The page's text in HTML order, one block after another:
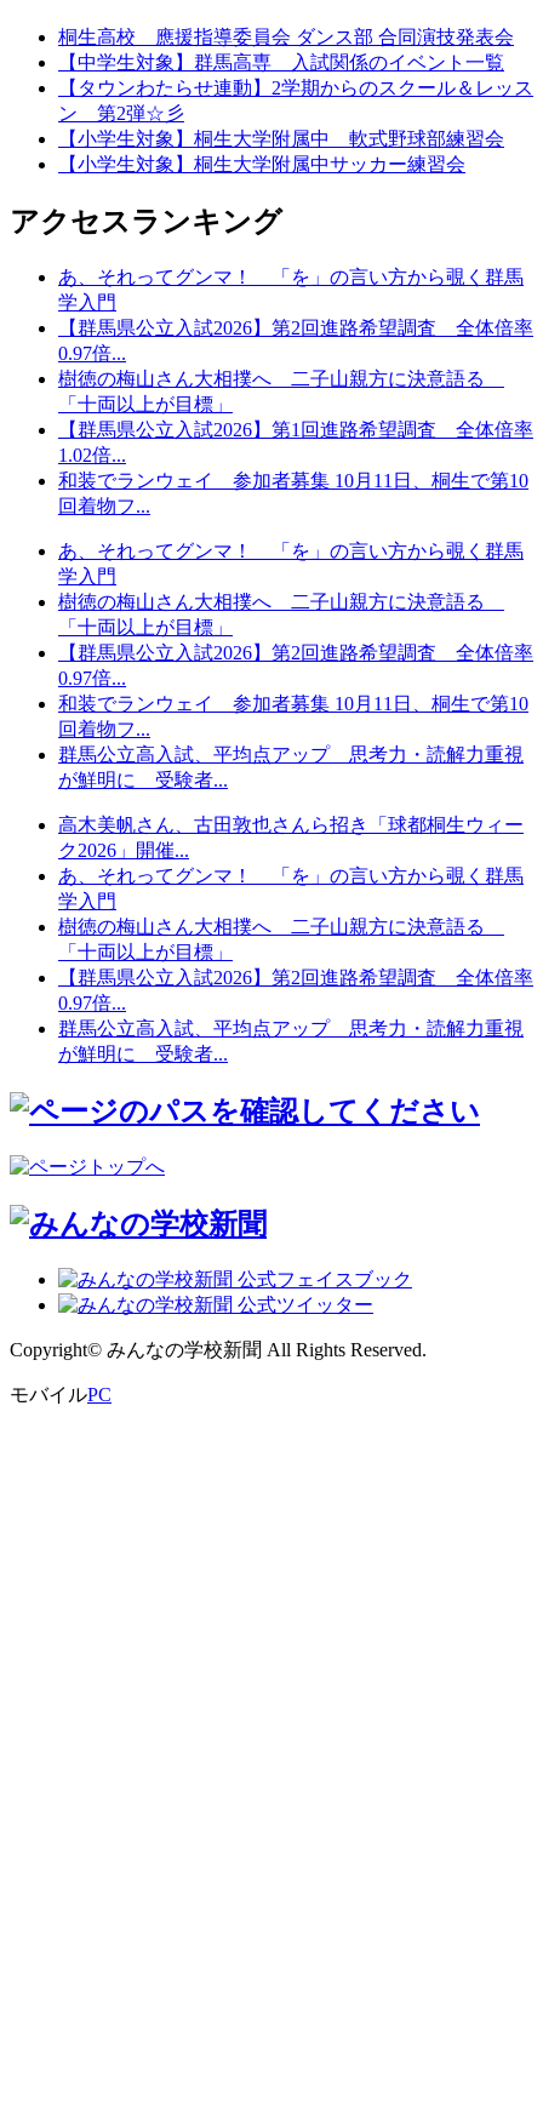
桐生高校 應援指導委員会 ダンス部 合同演技発表会
【中学生対象】群馬高専 入試関係のイベント一覧
【タウンわたらせ連動】2学期からのスクール＆レッス
ン 第2弾☆彡
【小学生対象】桐生大学附属中 軟式野球部練習会
【小学生対象】桐生大学附属中サッカー練習会
アクセスランキング
あ、それってグンマ！ 「を」の言い方から覗く群馬
学入門
【群馬県公立入試2026】第2回進路希望調査 全体倍率
0.97倍...
樹徳の梅山さん大相撲へ 二子山親方に決意語る
「十両以上が目標」
【群馬県公立入試2026】第1回進路希望調査 全体倍率
1.02倍...
和装でランウェイ 参加者募集 10月11日、桐生で第10
回着物フ...
あ、それってグンマ！ 「を」の言い方から覗く群馬
学入門
樹徳の梅山さん大相撲へ 二子山親方に決意語る
「十両以上が目標」
【群馬県公立入試2026】第2回進路希望調査 全体倍率
0.97倍...
和装でランウェイ 参加者募集 10月11日、桐生で第10
回着物フ...
群馬公立高入試、平均点アップ 思考力・読解力重視
が鮮明に 受験者...
高木美帆さん、古田敦也さんら招き「球都桐生ウィー
ク2026」開催...
あ、それってグンマ！ 「を」の言い方から覗く群馬
学入門
樹徳の梅山さん大相撲へ 二子山親方に決意語る
「十両以上が目標」
【群馬県公立入試2026】第2回進路希望調査 全体倍率
0.97倍...
群馬公立高入試、平均点アップ 思考力・読解力重視
が鮮明に 受験者...
Copyright© みんなの学校新聞 All Rights Reserved.
モバイルPC